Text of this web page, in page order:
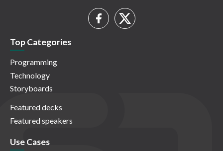
Top Categories
Programming
Technology
Storyboards
Featured decks
Featured speakers
Use Cases